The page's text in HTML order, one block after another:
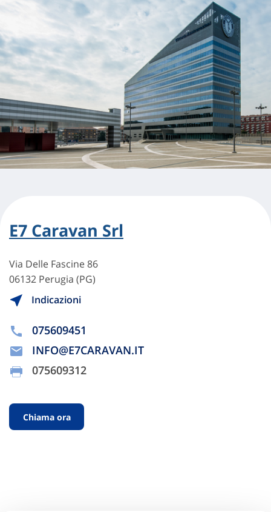
E7 Caravan Srl
Via Delle Fascine 86
06132 Perugia (PG)
Indicazioni
075609451
INFO@E7CARAVAN.IT
075609312
Chiama ora